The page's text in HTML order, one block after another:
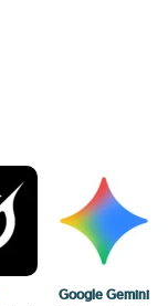
Google Gemini